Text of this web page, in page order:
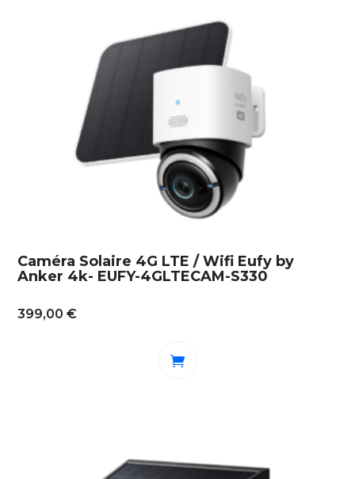
Caméra Solaire 4G LTE / Wifi Eufy by
Anker 4k- EUFY-4GLTECAM-S330
399,00€